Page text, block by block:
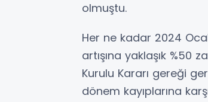
olmuştu.
Her ne kadar 2024
artışına yaklaşık %50
Kurulu Kararı gereği
dönem kayıplarına